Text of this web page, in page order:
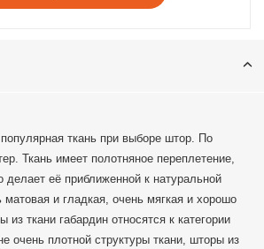
ткань при выборе штор. По
Ткань имеет полотняное переплетение,
делает её приближенной к натуральной
и гладкая, очень мягкая и хорошо
из ткани габардин относятся к категории
очень плотной структуры ткани, шторы из